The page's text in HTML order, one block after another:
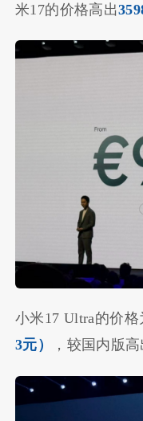
米17的价格高出
小米17 Ultra的价格
3元）
，较国内版